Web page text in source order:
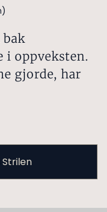
i oppveksten.
gjorde, har
Strilen